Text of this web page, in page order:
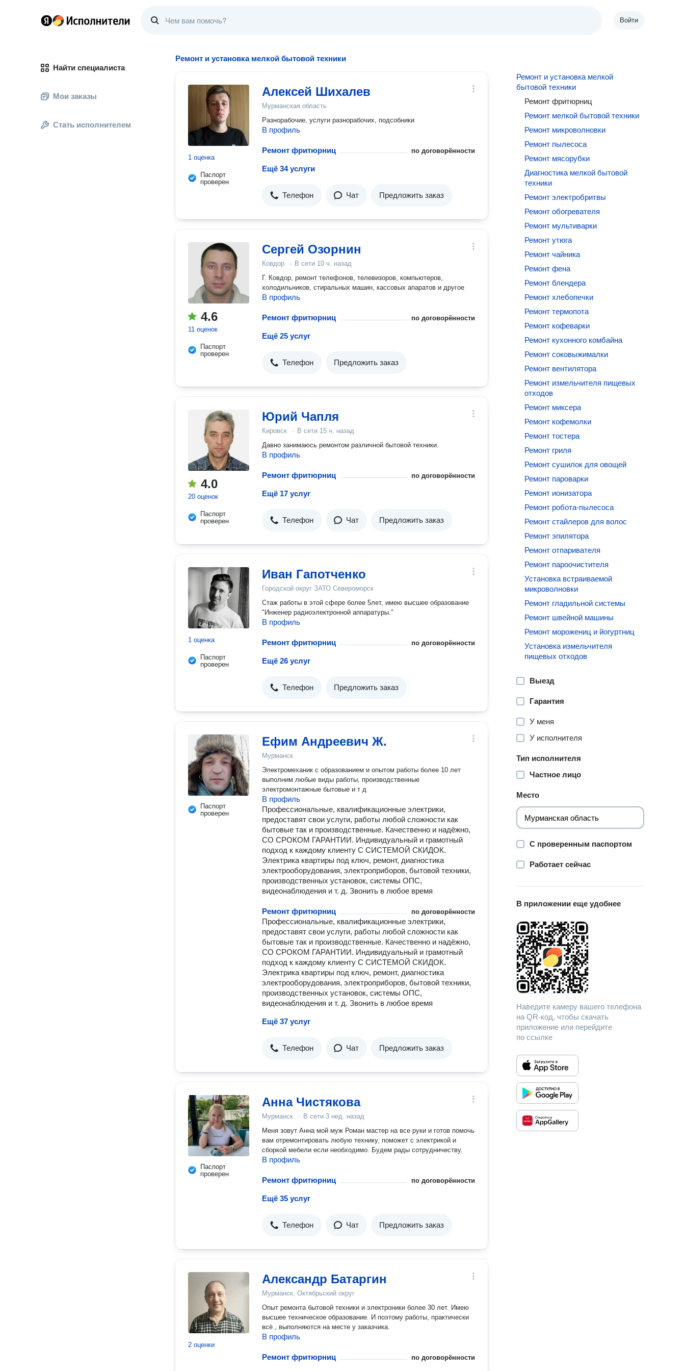
Войти
Найти специалиста
Мои заказы
Стать исполнителем
Ремонт и установка мелкой бытовой техники
1 оценка
Паспорт
проверен
Алексей Шихалев
Мурманская область
Рaзноpабочиe, услуги разнорaбочиx, подcoбники
В профиль
Ремонт фритюрниц по договорённости
Ещё 34 услуги
Телефон Чат Предложить заказ
4.6
11 оценок
Паспорт
проверен
Сергей Озорнин
Ковдор · В сети 10 ч. назад
Г. Ковдор, ремонт телефонов, телевизоров, компьютеров,
холодильников, стиральных машин, кассовых апаратов и другое
В профиль
Ремонт фритюрниц по договорённости
Ещё 25 услуг
Телефон Предложить заказ
4.0
20 оценок
Паспорт
проверен
Юрий Чапля
Кировск · В сети 15 ч. назад
Давно занимаюсь ремонтом различной бытовой техники.
В профиль
Ремонт фритюрниц по договорённости
Ещё 17 услуг
Телефон Чат Предложить заказ
1 оценка
Паспорт
проверен
Иван Гапотченко
Городской округ ЗАТО Североморск
Стаж работы в этой сфере более 5лет, имею высшее образование
"Инженер радиоэлектронной аппаратуры."
В профиль
Ремонт фритюрниц по договорённости
Ещё 26 услуг
Телефон Предложить заказ
Паспорт
проверен
Ефим Андреевич Ж.
Мурманск
Электромеханик с образованием и опытом работы более 10 лет
выполним любые виды работы, производственные
электромонтажные бытовые и т д
В профиль
Профессиональные, квалификационные электрики,
предоставят свои услуги, работы любой сложности как
бытовые так и производственные. Качественно и надёжно,
СО СРОКОМ ГАРАНТИИ. Индивидуальный и грамотный
подход к каждому клиенту С СИСТЕМОЙ СКИДОК.
Электрика квартиры под ключ, ремонт, диагностика
электрооборудования, электроприборов, бытовой техники,
производственных установок, системы ОПС,
видеонаблюдения и т. д. Звонить в любое время
Ремонт фритюрниц по договорённости
Профессиональные, квалификационные электрики,
предоставят свои услуги, работы любой сложности как
бытовые так и производственные. Качественно и надёжно,
СО СРОКОМ ГАРАНТИИ. Индивидуальный и грамотный
подход к каждому клиенту С СИСТЕМОЙ СКИДОК.
Электрика квартиры под ключ, ремонт, диагностика
электрооборудования, электроприборов, бытовой техники,
производственных установок, системы ОПС,
видеонаблюдения и т. д. Звонить в любое время
Ещё 37 услуг
Телефон Чат Предложить заказ
Паспорт
проверен
Анна Чистякова
Мурманск · В сети 3 нед. назад
Меня зовут Анна мой муж Роман мастер на все руки и готов помочь
вам отремонтировать любую технику, поможет с электрикой и
сборкой мебели если необходимо. Будем рады сотрудничеству.
В профиль
Ремонт фритюрниц по договорённости
Ещё 35 услуг
Телефон Чат Предложить заказ
2 оценки
Александр Батаргин
Мурманск, Октябрьский округ
Опыт ремонта бытовой техники и электроники более 30 лет. Имею
высшее техническое образование. И поэтому работы, практически
всё , выполняются на месте у заказчика.
В профиль
Ремонт фритюрниц по договорённости
Ремонт и установка мелкой
бытовой техники
Ремонт фритюрниц
Ремонт мелкой бытовой техники
Ремонт микроволновки
Ремонт пылесоса
Ремонт мясорубки
Диагностика мелкой бытовой
техники
Ремонт электробритвы
Ремонт обогревателя
Ремонт мультиварки
Ремонт утюга
Ремонт чайника
Ремонт фена
Ремонт блендера
Ремонт хлебопечки
Ремонт термопота
Ремонт кофеварки
Ремонт кухонного комбайна
Ремонт соковыжималки
Ремонт вентилятора
Ремонт измельчителя пищевых
отходов
Ремонт миксера
Ремонт кофемолки
Ремонт тостера
Ремонт гриля
Ремонт сушилок для овощей
Ремонт пароварки
Ремонт ионизатора
Ремонт робота-пылесоса
Ремонт стайлеров для волос
Ремонт эпилятора
Ремонт отпаривателя
Ремонт пароочистителя
Установка встраиваемой
микроволновки
Ремонт гладильной системы
Ремонт швейной машины
Ремонт морожениц и йогуртниц
Установка измельчителя
пищевых отходов
Выезд
Гарантия
У меня
У исполнителя
Тип исполнителя
Частное лицо
Место
С проверенным паспортом
Работает сейчас
В приложении еще удобнее
Наведите камеру вашего телефона
на QR-код, чтобы скачать
приложение или перейдите
по ссылке